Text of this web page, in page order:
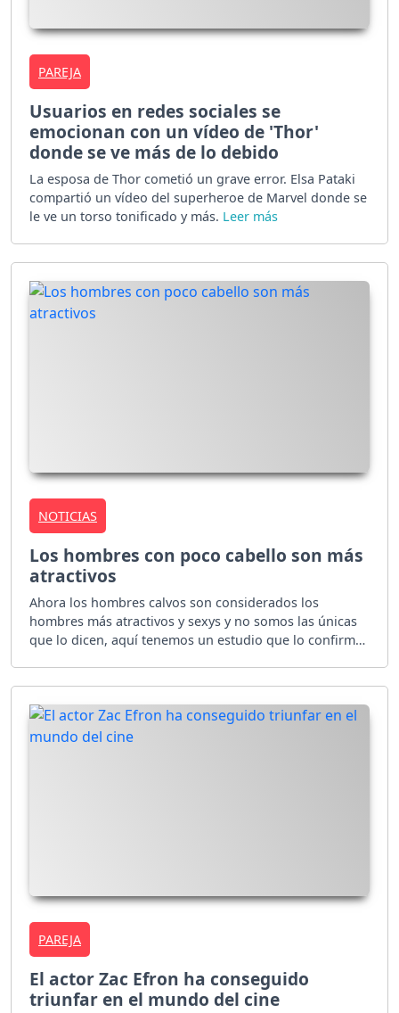
PAREJA
Usuarios en redes sociales se
emocionan con un vídeo de 'Thor'
donde se ve más de lo debido
La esposa de Thor cometió un grave error. Elsa Pataki
compartió un vídeo del superheroe de Marvel donde se
le ve un torso tonificado y más.
NOTICIAS
Los hombres con poco cabello son más
atractivos
Ahora los hombres calvos son considerados los
hombres más atractivos y sexys y no somos las únicas
que lo dicen, aquí tenemos un estudio que lo confirma.
PAREJA
El actor Zac Efron ha conseguido
triunfar en el mundo del cine